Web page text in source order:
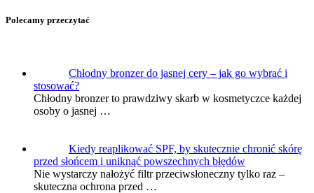
Polecamy przeczytać
Chłodny bronzer do jasnej cery – jak go wybrać i
stosować?
Chłodny bronzer to prawdziwy skarb w kosmetyczce każdej
osoby o jasnej …
Kiedy reaplikować SPF, by skutecznie chronić skórę
przed słońcem i uniknąć powszechnych błędów
Nie wystarczy nałożyć filtr przeciwsłoneczny tylko raz –
skuteczna ochrona przed …